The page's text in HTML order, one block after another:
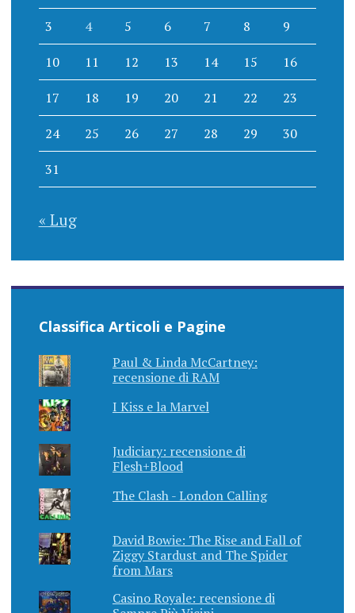
3 4 5 6 7 8 9
10 11 12 13 14 15 16
17 18 19 20 21 22 23
24 25 26 27 28 29 30
31
« Lug
Classifica Articoli e Pagine
Paul & Linda McCartney:
recensione di RAM
I Kiss e la Marvel
Judiciary: recensione di
Flesh+Blood
The Clash - London Calling
David Bowie: The Rise and Fall of
Ziggy Stardust and The Spider
from Mars
Casino Royale: recensione di